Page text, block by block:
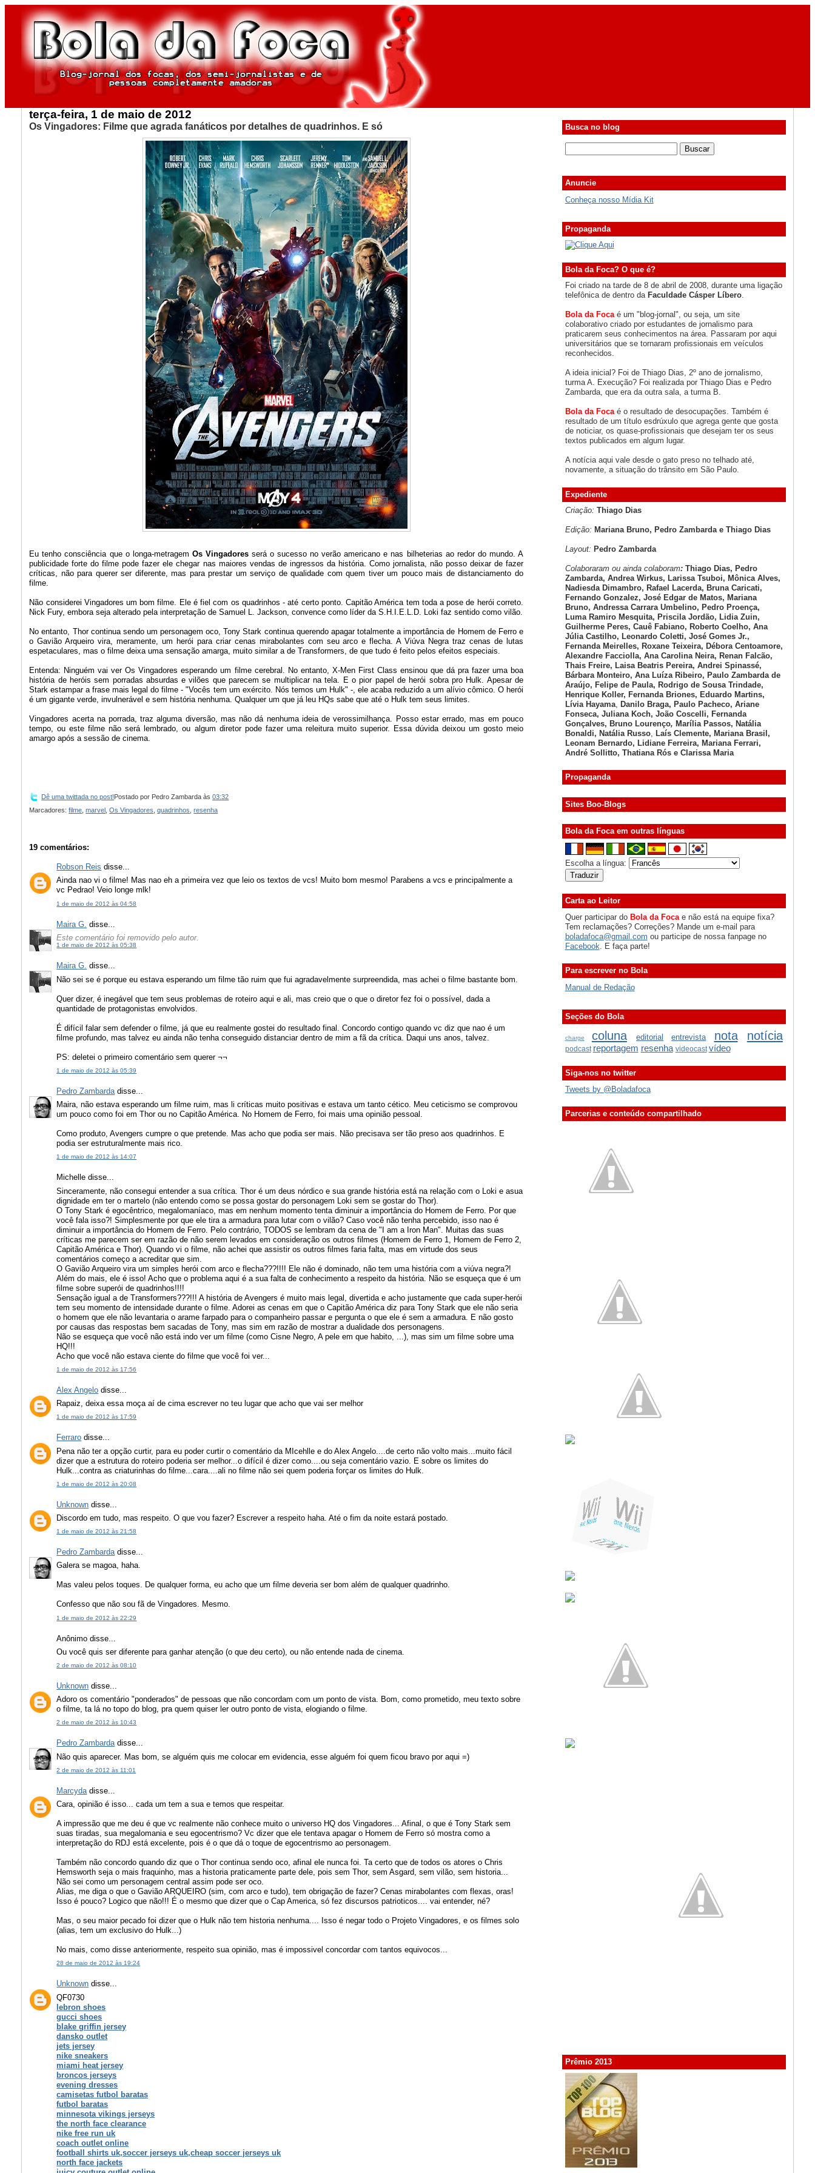
terça-feira, 1 de maio de 2012
Os Vingadores: Filme que agrada fanáticos por detalhes de quadrinhos. E só
Eu tenho consciência que o longa-metragem Os Vingadoresserá o sucesso no verão americano e nas bilheterias ao redor do mundo. A
publicidade forte do filme pode fazer ele chegar nas maiores vendas de ingressos da história. Como jornalista, não posso deixar de fazer
críticas, não para querer ser diferente, mas para prestar um serviço de qualidade com quem tiver um pouco mais de distanciamento do
filme.
Não considerei Vingadores um bom filme. Ele é fiel com os quadrinhos - até certo ponto. Capitão América tem toda a pose de herói correto.
Nick Fury, embora seja alterado pela interpretação de Samuel L. Jackson, convence como líder da S.H.I.E.L.D. Loki faz sentido como vilão.
No entanto, Thor continua sendo um personagem oco, Tony Stark continua querendo apagar totalmente a importância de Homem de Ferro e
o Gavião Arqueiro vira, meramente, um herói para criar cenas mirabolantes com seu arco e flecha. A Viúva Negra traz cenas de lutas
espetaculares, mas o filme deixa uma sensação amarga, muito similar a de Transformers, de que tudo é feito pelos efeitos especiais.
Entenda: Ninguém vai ver Os Vingadores esperando um filme cerebral. No entanto, X-Men First Class ensinou que dá pra fazer uma boa
história de heróis sem porradas absurdas e vilões que parecem se multiplicar na tela. E o pior papel de herói sobra pro Hulk. Apesar de
Stark estampar a frase mais legal do filme - "Vocês tem um exército. Nós temos um Hulk" -, ele acaba reduzido a um alívio cômico. O herói
é um gigante verde, invulnerável e sem história nenhuma. Qualquer um que já leu HQs sabe que até o Hulk tem seus limites.
Vingadores acerta na porrada, traz alguma diversão, mas não dá nenhuma ideia de verossimilhança. Posso estar errado, mas em pouco
tempo, ou este filme não será lembrado, ou algum diretor pode fazer uma releitura muito superior. Essa dúvida deixou um gosto meio
amargo após a sessão de cinema.
Dê uma twittada no post!Postado por Pedro Zambarda às03:32
Marcadores:filme ,marvel ,Os Vingadores ,quadrinhos ,resenha
19 comentários:
Robson Reis disse...
Ainda nao vi o filme! Mas nao eh a primeira vez que leio os textos de vcs! Muito bom mesmo! Parabens a vcs e principalmente a
vc Pedrao! Veio longe mlk!
1 de maio de 2012 às 04:58
Maira G. disse...
Este comentário foi removido pelo autor.
1 de maio de 2012 às 05:38
Maira G. disse...
Não sei se é porque eu estava esperando um filme tão ruim que fui agradavelmente surpreendida, mas achei o filme bastante bom.
Quer dizer, é inegável que tem seus problemas de roteiro aqui e ali, mas creio que o que o diretor fez foi o possível, dada a
quantidade de protagonistas envolvidos.
É difícil falar sem defender o filme, já que eu realmente gostei do resultado final. Concordo contigo quando vc diz que nao é um
filme profundo, mas talvez eu ainda não tenha conseguido distanciar dentro de mim a fã da crítica. Daqui uns anos, talvez.
PS: deletei o primeiro comentário sem querer ¬¬
1 de maio de 2012 às 05:39
Pedro Zambarda disse...
Maira, não estava esperando um filme ruim, mas li críticas muito positivas e estava um tanto cético. Meu ceticismo se comprovou
um pouco como foi em Thor ou no Capitão América. No Homem de Ferro, foi mais uma opinião pessoal.
Como produto, Avengers cumpre o que pretende. Mas acho que podia ser mais. Não precisava ser tão preso aos quadrinhos. E
podia ser estruturalmente mais rico.
1 de maio de 2012 às 14:07
Michelle disse...
Sinceramente, não consegui entender a sua crítica. Thor é um deus nórdico e sua grande história está na relação com o Loki e asua
dignidade em ter o martelo (não entendo como se possa gostar do personagem Loki sem se gostar do Thor).
O Tony Stark é egocêntrico, megalomaníaco, mas em nenhum momento tenta diminuir a importância do Homem de Ferro. Por que
você fala isso?! Simplesmente por que ele tira a armadura para lutar com o vilão? Caso você não tenha percebido, isso nao é
diminuir a importância do Homem de Ferro. Pelo contrário, TODOS se lembram da cena de "I am a Iron Man". Muitas das suas
críticas me parecem ser em razão de não serem levados em consideração os outros filmes (Homem de Ferro 1, Homem de Ferro 2,
Capitão América e Thor). Quando vi o filme, não achei que assistir os outros filmes faria falta, mas em virtude dos seus
comentários começo a acreditar que sim.
O Gavião Arqueiro vira um simples herói com arco e flecha???!!!! Ele não é dominado, não tem uma história com a viúva negra?!
Além do mais, ele é isso! Acho que o problema aqui é a sua falta de conhecimento a respeito da história. Não se esqueça que é um
filme sobre superói de quadrinhos!!!!
Sensação igual a de Transformers???!!! A história de Avengers é muito mais legal, divertida e acho justamente que cada super-herói
tem seu momento de intensidade durante o filme. Adorei as cenas em que o Capitão América diz para Tony Stark que ele não seria
o homem que ele não levantaria o arame farpado para o companheiro passar e pergunta o que ele é sem a armadura. E não gosto
por causas das respostas bem sacadas de Tony, mas sim em razão de mostrar a dualidade dos personagens.
Não se esqueça que você não está indo ver um filme (como Cisne Negro, A pele em que habito, ...), mas sim um filme sobre uma
HQ!!!
Acho que você não estava ciente do filme que você foi ver...
1 de maio de 2012 às 17:56
Alex Angelo disse...
Rapaiz, deixa essa moça aí de cima escrever no teu lugar que acho que vai ser melhor
1 de maio de 2012 às 17:59
Ferraro disse...
Pena não ter a opção curtir, para eu poder curtir o comentário da MIcehlle e do Alex Angelo....de certo não volto mais...muito fácil
dizer que a estrutura do roteiro poderia ser melhor...o difícil é dizer como....ou seja comentário vazio. E sobre os limites do
Hulk...contra as criaturinhas do filme...cara....ali no filme não sei quem poderia forçar os limites do Hulk.
1 de maio de 2012 às 20:08
Unknown disse...
Discordo em tudo, mas respeito. O que vou fazer? Escrever a respeito haha. Até o fim da noite estará postado.
1 de maio de 2012 às 21:58
Pedro Zambardadisse...
Galera se magoa, haha.
Mas valeu pelos toques. De qualquer forma, eu acho que um filme deveria ser bom além de qualquer quadrinho.
Confesso que não sou fã de Vingadores. Mesmo.
1 de maio de 2012 às 22:29
Anônimo disse...
Ou você quis ser diferente para ganhar atenção (o que deu certo), ou não entende nada de cinema.
2 de maio de 2012 às 08:10
Unknown disse...
Adoro os comentário "ponderados" de pessoas que não concordam com um ponto de vista. Bom, como prometido, meu texto sobre
o filme, ta lá no topo do blog, pra quem quiser ler outro ponto de vista, elogiando o filme.
2 de maio de 2012 às 10:43
Pedro Zambardadisse...
Não quis aparecer. Mas bom, se alguém quis me colocar em evidencia, esse alguém foi quem ficou bravo por aqui =)
2 de maio de 2012 às 11:01
Marcyda disse...
Cara, opinião é isso... cada um tem a sua e temos que respeitar.
A impressão que me deu é que vc realmente não conhece muito o universo HQ dos Vingadores... Afinal, o que é Tony Stark sem
suas tiradas, sua megalomania e seu egocentrismo? Vc dizer que ele tentava apagar o Homem de Ferro só mostra como a
interpretação do RDJ está excelente, pois é o que dá o toque de egocentrismo ao personagem.
Também não concordo quando diz que o Thor continua sendo oco, afinal ele nunca foi. Ta certo que de todos os atores o Chris
Hemsworth seja o mais fraquinho, mas a historia praticamente parte dele, pois sem Thor, sem Asgard, sem vilão, sem historia...
Não sei como um personagem central assim pode ser oco.
Alias, me diga o que o Gavião ARQUEIRO (sim, com arco e tudo), tem obrigação de fazer? Cenas mirabolantes com flexas, oras!
Isso é pouco? Logico que não!!! É o mesmo que dizer que o Cap America, só fez discursos patrioticos.... vai entender, né?
Mas, o seu maior pecado foi dizer que o Hulk não tem historia nenhuma.... Isso é negar todo o Projeto Vingadores, e os filmes solo
(alias, tem um exclusivo do Hulk...)
No mais, como disse anteriormente, respeito sua opinião, mas é impossivel concordar com tantos equivocos...
28 de maio de 2012 às 19:24
Unknown disse...
QF0730
lebron shoes
gucci shoes
blake griffin jersey
dansko outlet
jets jersey
nike sneakers
miami heat jersey
broncos jerseys
evening dresses
camisetas futbol baratas
futbol baratas
minnesota vikings jerseys
the north face clearance
nike free run uk
coach outlet online
football shirts uk,soccer jerseys uk,cheap soccer jerseys uk
north face jackets
Busca no blog
Anuncie
Conheça nosso Mídia Kit
Propaganda
Bola da Foca? O que é?
Foi criado na tarde de 8 de abril de 2008, durante uma ligação
telefônica de dentro da Faculdade Cásper Líbero.
Bola da Foca é um "blog-jornal", ou seja, um site
colaborativo criado por estudantes de jornalismo para
praticarem seus conhecimentos na área. Passaram por aqui
universitários que se tornaram profissionais em veículos
reconhecidos.
A ideia inicial? Foi de Thiago Dias, 2º ano de jornalismo,
turma A. Execução? Foi realizada por Thiago Dias e Pedro
Zambarda, que era da outra sala, a turma B.
Bola da Focaé o resultado de desocupações. Também é
resultado de um título esdrúxulo que agrega gente que gosta
de noticiar, os quase-profissionais que desejam ter os seus
textos publicados em algum lugar.
A notícia aqui vale desde o gato preso no telhado até,
novamente, a situação do trânsito em São Paulo.
Expediente
Criação: Thiago Dias
Edição: Mariana Bruno, Pedro Zambarda e Thiago Dias
Layout: Pedro Zambarda
Colaboraram ou ainda colaboram: Thiago Dias, Pedro
Zambarda, Andrea Wirkus, Larissa Tsuboi, Mônica Alves,
Nadiesda Dimambro, Rafael Lacerda, Bruna Caricati,
Fernando Gonzalez, José Edgar de Matos, Mariana
Bruno, Andressa Carrara Umbelino, Pedro Proença,
Luma Ramiro Mesquita, Priscila Jordão, Lidia Zuin,
Guilherme Peres, Cauê Fabiano, Roberto Coelho, Ana
Júlia Castilho, Leonardo Coletti, José Gomes Jr.,
Fernanda Meirelles, Roxane Teixeira, Débora Centoamore,
Alexandre Facciolla, Ana Carolina Neira, Renan Falcão,
Thais Freire, Laisa Beatris Pereira, Andrei Spinassé,
Bárbara Monteiro, Ana Luíza Ribeiro, Paulo Zambarda de
Araújo, Felipe de Paula, Rodrigo de Sousa Trindade,
Henrique Koller, Fernanda Briones, Eduardo Martins,
Lívia Hayama, Danilo Braga, Paulo Pacheco, Ariane
Fonseca, Juliana Koch, João Coscelli, Fernanda
Gonçalves, Bruno Lourenço, Marília Passos, Natália
Bonaldi, Natália Russo, Laís Clemente, Mariana Brasil,
Leonam Bernardo, Lidiane Ferreira, Mariana Ferrari,
André Sollitto, Thatiana Rós e Clarissa Maria
Propaganda
Sites Boo-Blogs
Bola da Foca em outras línguas
Escolha a língua:
Carta ao Leitor
Quer participar do Bola da Focae não está na equipe fixa?
Tem reclamações? Correções? Mande um e-mail para
boladafoca@gmail.com ou participe de nossa fanpage no
Facebook . E faça parte!
Para escrever no Bola
Manual de Redação
Seções do Bola
charge coluna editorial entrevista nota notícia
podcast reportagem resenha videocast vídeo
Siga-nos no twitter
Tweets by @Boladafoca
Parcerias e conteúdo compartilhado
Prêmio 2013